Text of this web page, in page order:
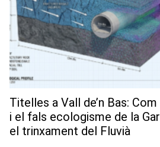
Titelles a Vall de’n Bas:
i el fals ecologisme de la
el trinxament del Fluvià